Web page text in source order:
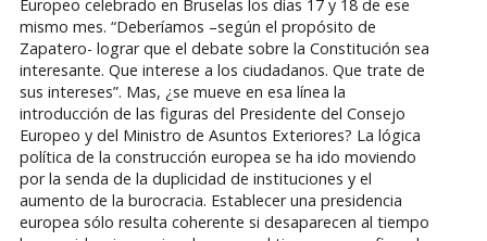
Europeo celebrado en Bruselas los días 17 y 18 de ese
mismo mes. “Deberíamos –según el propósito de
Zapatero- lograr que el debate sobre la Constitución sea
interesante. Que interese a los ciudadanos. Que trate de
sus intereses”. Mas, ¿se mueve en esa línea la
introducción de las figuras del Presidente del Consejo
Europeo y del Ministro de Asuntos Exteriores? La lógica
política de la construcción europea se ha ido moviendo
por la senda de la duplicidad de instituciones y el
aumento de la burocracia. Establecer una presidencia
europea sólo resulta coherente si desaparecen al tiempo